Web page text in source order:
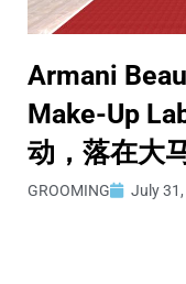
Armani
Make-Up
动，落在大
GROOMING July